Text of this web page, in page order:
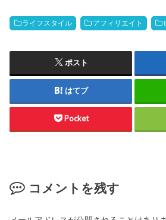
ライフスタイル アフィリエイト
ポスト
はてブ
Pocket
コメントを残す